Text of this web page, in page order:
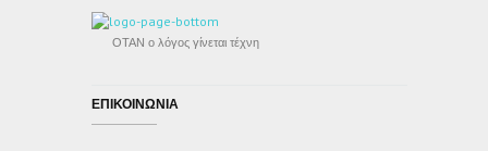
ΟΤΑΝ ο λόγος γίνεται τέχνη
ΕΠΙΚΟΙΝΩΝΙΑ